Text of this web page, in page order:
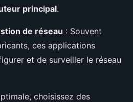
principal.
de réseau : Souvent
ces applications
et de surveiller le réseau
choisissez des